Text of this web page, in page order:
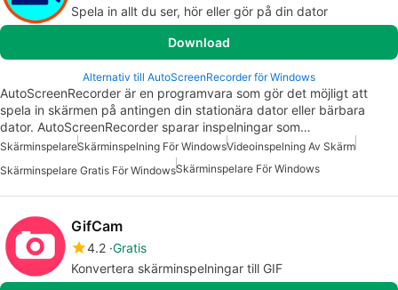
Spela in allt du ser, hör eller gör på din dator
Download
Alternativ till AutoScreenRecorder för Windows
AutoScreenRecorder är en programvara som gör det möjligt att
spela in skärmen på antingen din stationära dator eller bärbara
dator. AutoScreenRecorder sparar inspelningar som…
SkärminspelareSkärminspelning För WindowsVideoinspelning Av Skärm
Skärminspelare Gratis För WindowsSkärminspelare För Windows
GifCam
4.2 Gratis
Konvertera skärminspelningar till GIF